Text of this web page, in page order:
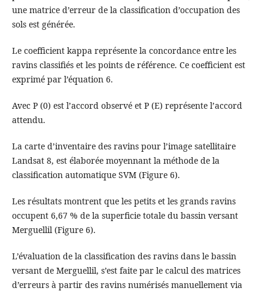
une matrice d’erreur de la classification d’occupation des
sols est générée.
Le coefficient kappa représente la concordance entre les
ravins classifiés et les points de référence. Ce coefficient est
exprimé par l’équation 6.
Avec P (0) est l’accord observé et P (E) représente l’accord
attendu.
La carte d’inventaire des ravins pour l’image satellitaire
Landsat 8, est élaborée moyennant la méthode de la
classification automatique SVM (Figure 6).
Les résultats montrent que les petits et les grands ravins
occupent 6,67 % de la superficie totale du bassin versant
Merguellil (Figure 6).
L’évaluation de la classification des ravins dans le bassin
versant de Merguellil, s’est faite par le calcul des matrices
d’erreurs à partir des ravins numérisés manuellement via